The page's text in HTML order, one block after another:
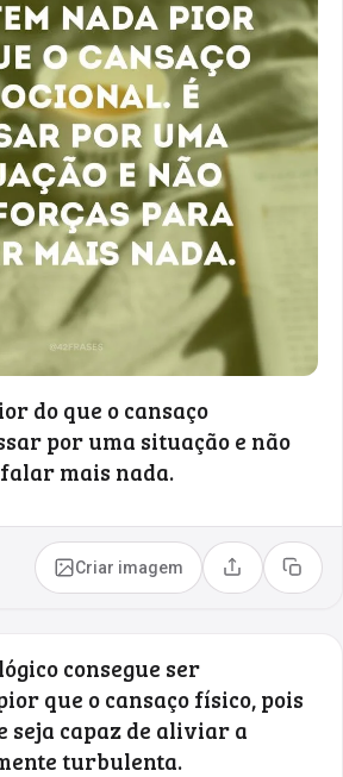
do que o cansaço
por uma situação e não
mais nada.
Criar imagem Compartilhar
Copiar
consegue ser
que o cansaço físico, pois
seja capaz de aliviar a
turbulenta.